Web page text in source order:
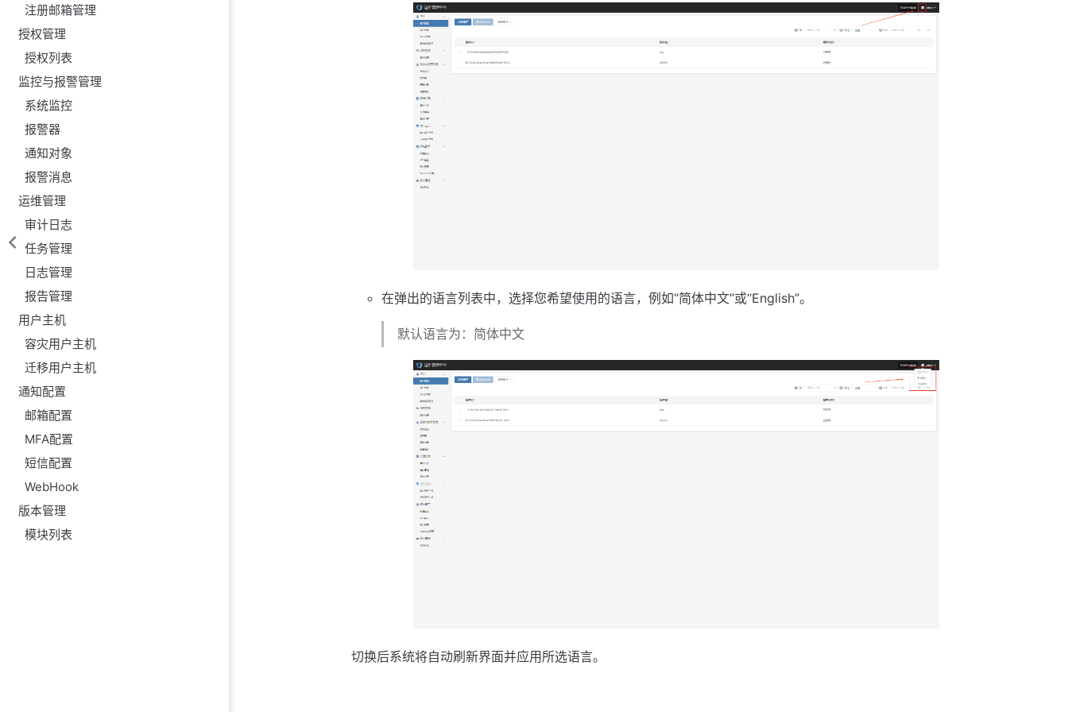
注册邮箱管理
授权管理
授权列表
监控与报警管理
系统监控
报警器
通知对象
报警消息
运维管理
审计日志
任务管理
日志管理
报告管理
用户主机
容灾用户主机
迁移用户主机
通知配置
邮箱配置
MFA配置
短信配置
WebHook
版本管理
模块列表
在弹出的语言列表中，选择您希望使用的语言，例如“简体中文”或“English”。
默认语言为：简体中文
切换后系统将自动刷新界面并应用所选语言。